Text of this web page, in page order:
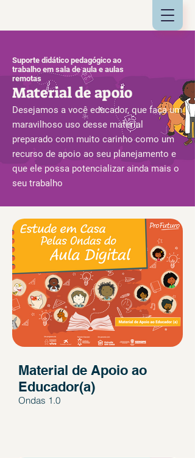
Suporte didático pedagógico ao
trabalho em sala de aula e aulas
remotas
Material de apoio
Desejamos a você educador, que faça um
maravilhoso uso desse material
preparado com muito carinho como um
recurso de apoio ao seu planejamento e
que ele possa potencializar ainda mais o
seu trabalho
Material de Apoio ao
Educador(a)
Ondas 1.0